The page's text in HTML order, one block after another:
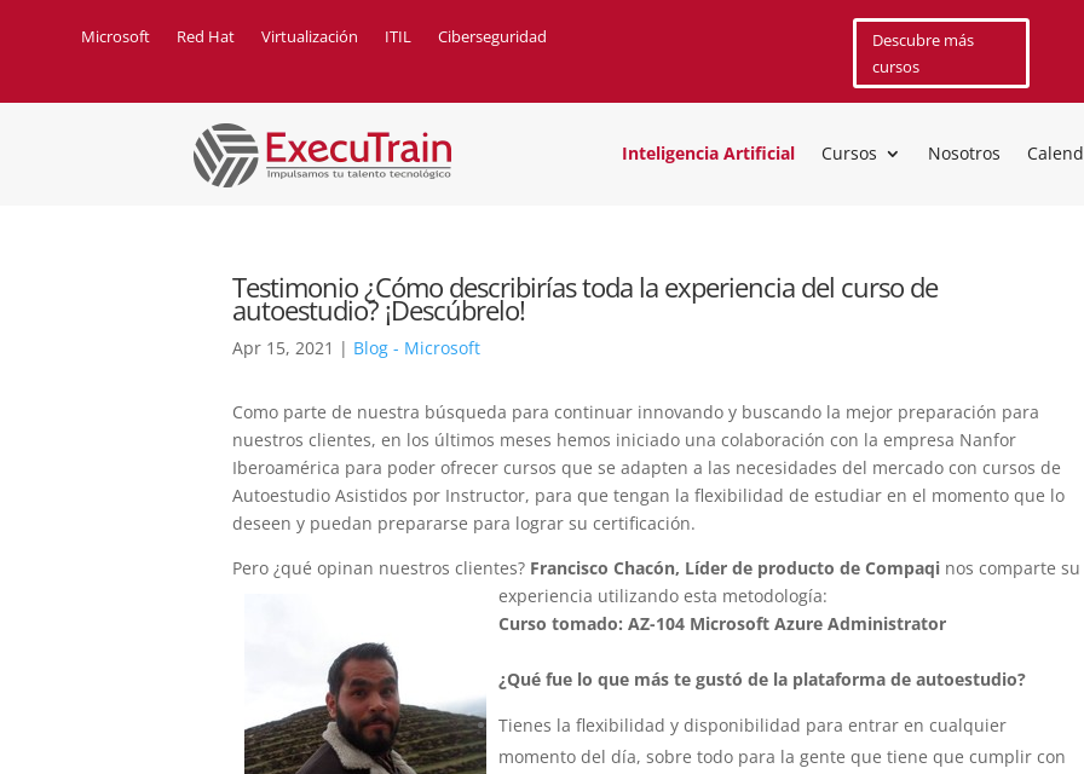
Microsoft Red Hat Virtualización ITIL Ciberseguridad
Descubre más
cursos
Inteligencia Artificial Cursos Nosotros
Testimonio ¿Cómo describirías toda la experiencia del curso de
autoestudio? ¡Descúbrelo!
Apr 15, 2021 | Blog - Microsoft
Como parte de nuestra búsqueda para continuar innovando y buscando la mejor preparación para
nuestros clientes, en los últimos meses hemos iniciado una colaboración con la empresa Nanfor
Iberoamérica para poder ofrecer cursos que se adapten a las necesidades del mercado con cursos de
Autoestudio Asistidos por Instructor, para que tengan la flexibilidad de estudiar en el momento que lo
deseen y puedan prepararse para lograr su certificación.
Pero ¿qué opinan nuestros clientes? Francisco Chacón, Líder de producto de Compaqi nos comparte su
experiencia utilizando esta metodología:
Curso tomado: AZ-104 Microsoft Azure Administrator
¿Qué fue lo que más te gustó de la plataforma de autoestudio?
Tienes la flexibilidad y disponibilidad para entrar en cualquier
momento del día, sobre todo para la gente que tiene que cumplir con